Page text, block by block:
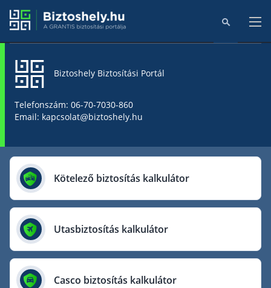
Biztosítók
AIG Biztosító
Allianz Biztosító
Cig Pannónia Biztosító
Biztoshely Biztosítási Portál
Telefonszám: 06-70-7030-860
Email: kapcsolat@biztoshely.hu
Kötelező biztosítás kalkulátor
Utasbiztosítás kalkulátor
Casco biztosítás kalkulátor